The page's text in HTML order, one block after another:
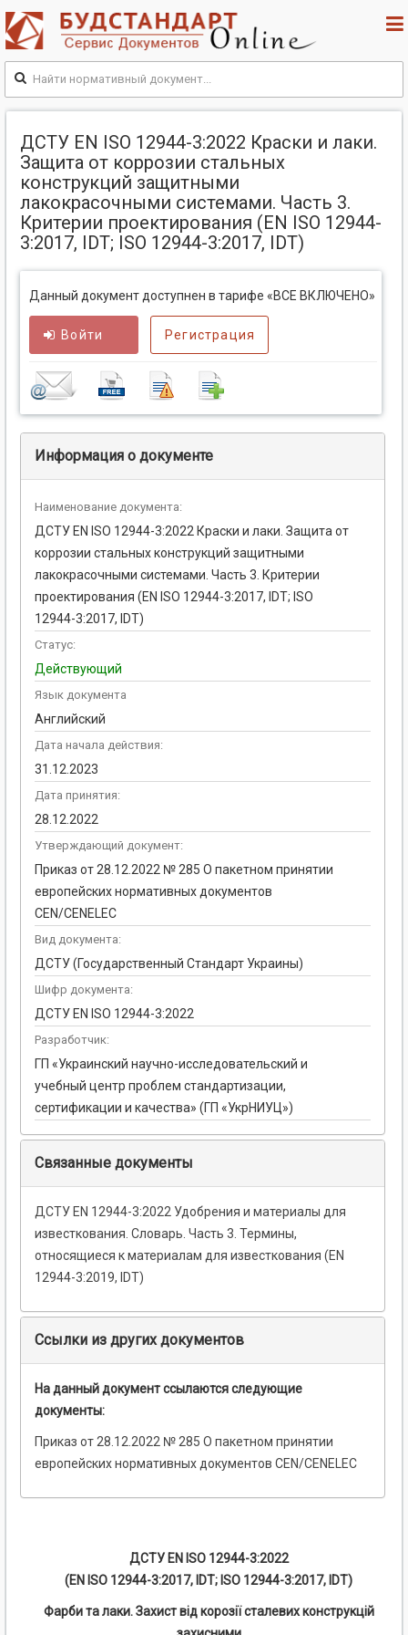
ДСТУ EN ISO 12944-3:2022 Краски и лаки.
Защита от коррозии стальных
конструкций защитными
лакокрасочными системами. Часть 3.
Критерии проектирования (EN ISO 12944-
3:2017, IDT; ISO 12944-3:2017, IDT)
Данный документ доступнен в тарифе «ВСЕ ВКЛЮЧЕНО»
Войти Регистрация
Информация о документе
Наименование документа:
ДСТУ EN ISO 12944-3:2022 Краски и лаки. Защита от
коррозии стальных конструкций защитными
лакокрасочными системами. Часть 3. Критерии
проектирования (EN ISO 12944-3:2017, IDT; ISO
12944-3:2017, IDT)
Статус:
Действующий
Язык документа
Английский
Дата начала действия:
31.12.2023
Дата принятия:
28.12.2022
Утверждающий документ:
Приказ от 28.12.2022 № 285 О пакетном принятии
европейских нормативных документов
CEN/CENELEC
Вид документа:
ДСТУ (Государственный Стандарт Украины)
Шифр документа:
ДСТУ EN ISO 12944-3:2022
Разработчик:
ГП «Украинский научно-исследовательский и
учебный центр проблем стандартизации,
сертификации и качества» (ГП «УкрНИУЦ»)
Связанные документы
ДСТУ EN 12944-3:2022 Удобрения и материалы для
известкования. Словарь. Часть 3. Термины,
относящиеся к материалам для известкования (EN
12944-3:2019, IDT)
Ссылки из других документов
На данный документ ссылаются следующие
документы:
Приказ от 28.12.2022 № 285 О пакетном принятии
европейских нормативных документов CEN/CENELEC
ДСТУ EN ISO 12944-3:2022
(EN ISO 12944-3:2017, IDT; ISO 12944-3:2017, IDT)
Фарби та лаки. Захист від корозії сталевих конструкцій